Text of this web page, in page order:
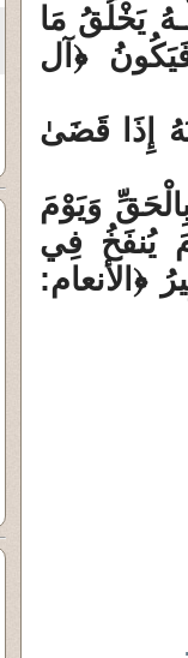
يَخْلُقُ مَا
﴿آل
إِذَا قَضَىٰ
وَيَوْمَ
يُنفَخُ فِي
﴿الأنعام: